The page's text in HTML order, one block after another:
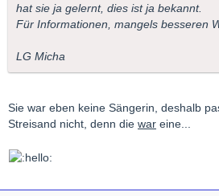
hat sie ja gelernt, dies ist ja bekannt.
Für Informationen, mangels besseren
LG Micha
Sie war eben keine Sängerin, deshalb
Streisand nicht, denn die war eine...